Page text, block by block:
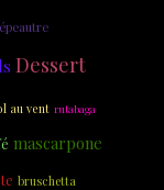
Dessert
au vent rutabaga
mascarpone
bruschetta